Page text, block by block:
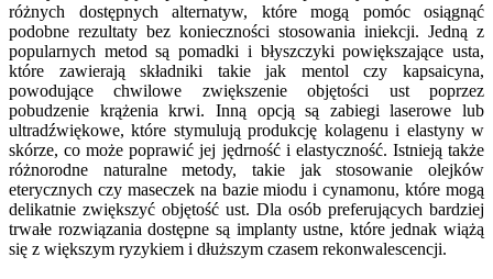
różnych dostępnych alternatyw, które mogą pomóc osiągnąć
podobne rezultaty bez konieczności stosowania iniekcji. Jedną z
popularnych metod są pomadki i błyszczyki powiększające usta,
które zawierają składniki takie jak mentol czy kapsaicyna,
powodujące chwilowe zwiększenie objętości ust poprzez
pobudzenie krążenia krwi. Inną opcją są zabiegi laserowe lub
ultradźwiękowe, które stymulują produkcję kolagenu i elastyny w
skórze, co może poprawić jej jędrność i elastyczność. Istnieją także
różnorodne naturalne metody, takie jak stosowanie olejków
eterycznych czy maseczek na bazie miodu i cynamonu, które mogą
delikatnie zwiększyć objętość ust. Dla osób preferujących bardziej
trwałe rozwiązania dostępne są implanty ustne, które jednak wiążą
się z większym ryzykiem i dłuższym czasem rekonwalescencji.